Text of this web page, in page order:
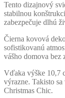
Tento dizajnový
stabilnou
zabezpečuje dlhú
Čierna kovová
sofistikovanú
vášho domova bez
Vďaka výške 10,7
výrazne. Takisto
Christmas Chic.